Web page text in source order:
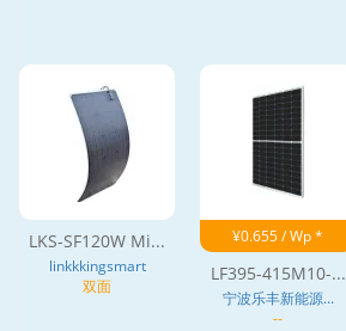
LKS-SF120W Mi...
linkkkingsmart
双面
¥0.655 / Wp *
LF395-415M10-...
宁波乐丰新能源...
--